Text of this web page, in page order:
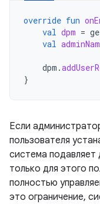
override fun
val dpm =
val
dpm .
}
Если
пользователя
система подавляет
только для этого
полностью
это ограничение,